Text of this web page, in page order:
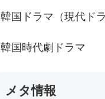
韓国ドラマ（現代ドラ
韓国時代劇ドラマ
メタ情報